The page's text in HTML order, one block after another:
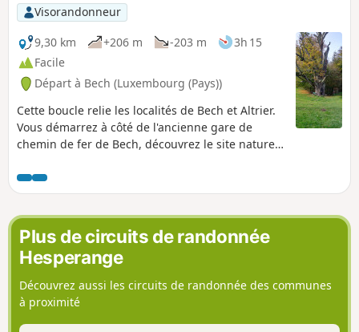
Visorandonneur
9,30 km
+206 m -203 m
3h 15
Facile
Départ à Bech (Luxembourg (Pays))
Cette boucle relie les localités de Bech et Altrier.
Vous démarrez à côté de l'ancienne gare de
chemin de fer de Bech, découvrez le site naturel
1000 ans) et terminez par le Tunnel de Bech
d'une longueur de 300m. La partie entre Altrier
et Bech offre de très belles vues sur la vallée.
Plus de circuits de randonnée
Hesperange
Découvrez aussi les circuits de randonnée des communes
à proximité